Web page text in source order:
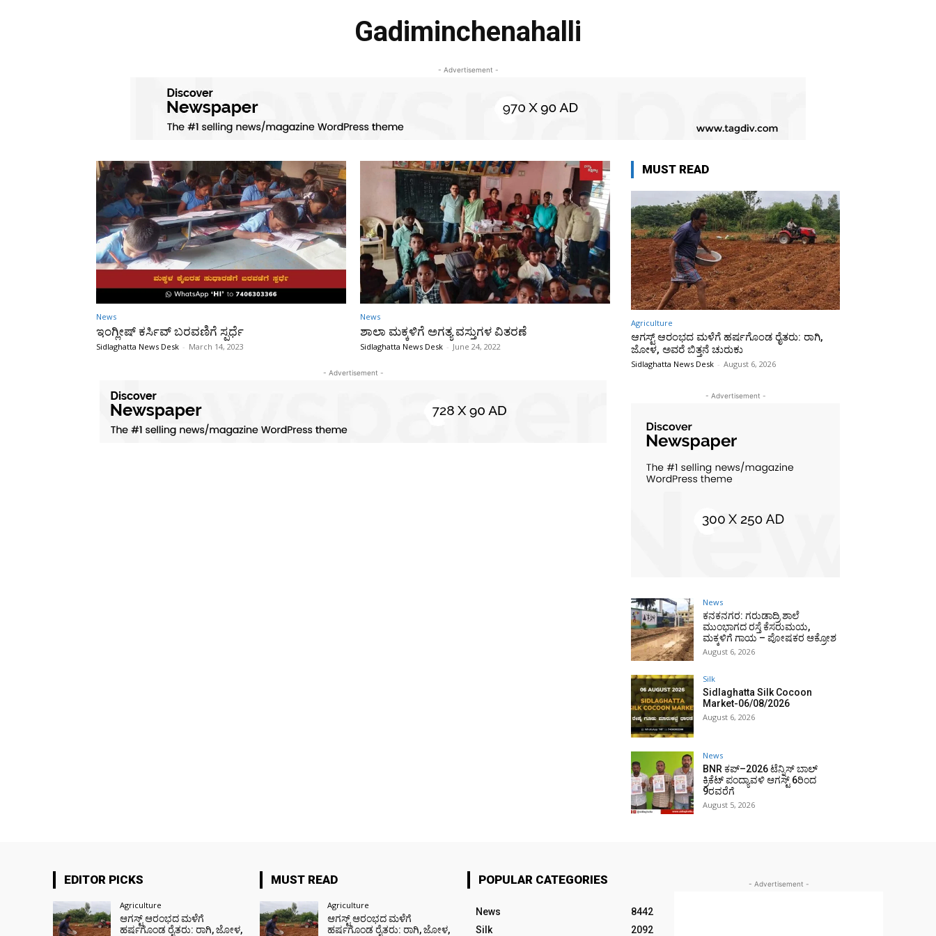
Gadiminchenahalli
- Advertisement -
News
ಇಂಗ್ಲೀಷ್ ಕರ್ಸಿವ್ ಬರವಣಿಗೆ ಸ್ಪರ್ಧೆ
Sidlaghatta News Desk - March 14, 2023
News
ಶಾಲಾ ಮಕ್ಕಳಿಗೆ ಅಗತ್ಯ ವಸ್ತುಗಳ ವಿತರಣೆ
Sidlaghatta News Desk - June 24, 2022
- Advertisement -
MUST READ
Agriculture
ಆಗಸ್ಟ್ ಆರಂಭದ ಮಳೆಗೆ ಹರ್ಷಗೊಂಡ ರೈತರು: ರಾಗಿ,
ಜೋಳ, ಅವರೆ ಬಿತ್ತನೆ ಚುರುಕು
Sidlaghatta News Desk - August 6, 2026
- Advertisement -
News
ಕನಕನಗರ: ಗರುಡಾದ್ರಿ ಶಾಲೆ
ಮುಂಭಾಗದ ರಸ್ತೆ ಕೆಸರುಮಯ,
ಮಕ್ಕಳಿಗೆ ಗಾಯ – ಪೋಷಕರ ಆಕ್ರೋಶ
August 6, 2026
Silk
Sidlaghatta Silk Cocoon
Market-06/08/2026
August 6, 2026
News
BNR ಕಪ್–2026 ಟೆನ್ನಿಸ್ ಬಾಲ್
ಕ್ರಿಕೆಟ್ ಪಂದ್ಯಾವಳಿ ಆಗಸ್ಟ್ 6ರಿಂದ
9ರವರೆಗೆ
August 5, 2026
EDITOR PICKS
Agriculture
ಆಗಸ್ಟ್ ಆರಂಭದ ಮಳೆಗೆ
ಹರ್ಷಗೊಂಡ ರೈತರು: ರಾಗಿ, ಜೋಳ,
MUST READ
Agriculture
ಆಗಸ್ಟ್ ಆರಂಭದ ಮಳೆಗೆ
ಹರ್ಷಗೊಂಡ ರೈತರು: ರಾಗಿ, ಜೋಳ,
POPULAR CATEGORIES
News
8442
Silk
2092
- Advertisement -